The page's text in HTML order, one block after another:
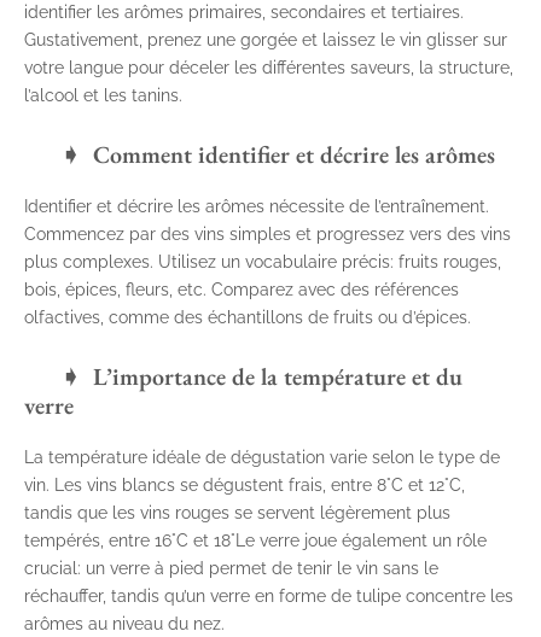
identifier les arômes primaires, secondaires et tertiaires.
Gustativement, prenez une gorgée et laissez le vin glisser sur
votre langue pour déceler les différentes saveurs, la structure,
l’alcool et les tanins.
Comment identifier et décrire les arômes
Identifier et décrire les arômes nécessite de l’entraînement.
Commencez par des vins simples et progressez vers des vins
plus complexes. Utilisez un vocabulaire précis: fruits rouges,
bois, épices, fleurs, etc. Comparez avec des références
olfactives, comme des échantillons de fruits ou d’épices.
L’importance de la température et du
verre
La température idéale de dégustation varie selon le type de
vin. Les vins blancs se dégustent frais, entre 8°C et 12°C,
tandis que les vins rouges se servent légèrement plus
tempérés, entre 16°C et 18°Le verre joue également un rôle
crucial: un verre à pied permet de tenir le vin sans le
réchauffer, tandis qu’un verre en forme de tulipe concentre les
arômes au niveau du nez.